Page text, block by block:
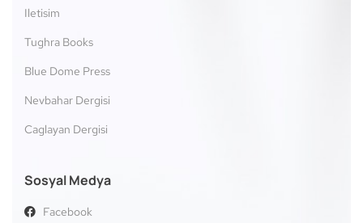
Iletisim
Tughra Books
Blue Dome Press
Nevbahar Dergisi
Caglayan Dergisi
Sosyal Medya
Facebook